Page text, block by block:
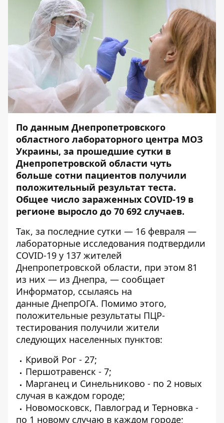
По данным Днепропетровского
областного лабораторного центра МОЗ
Украины, за прошедшие сутки в
Днепропетровской области чуть
больше сотни пациентов получили
положительный результат теста.
Общее число зараженных COVID-19 в
регионе выросло до 70 692 случаев.
Так, за последние сутки — 16 февраля —
лабораторные исследования подтвердили
COVID-19 у 137 жителей
Днепропетровской области, при этом 81
из них — из Днепра, — сообщает
Информатор, ссылаясь на
данные ДнепрОГА. Помимо этого,
положительные результаты ПЦР-
тестирования получили жители
следующих населенных пунктов:
Кривой Рог - 27;
Першотравенск - 7;
Марганец и Синельниково - по 2 новых
случая в каждом городе;
Новомосковск, Павлоград и Терновка -
по 1 новому случаю в каждом городе;